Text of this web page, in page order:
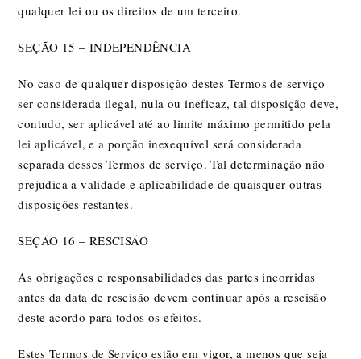
qualquer lei ou os direitos de um terceiro.
SEÇÃO 15 – INDEPENDÊNCIA
No caso de qualquer disposição destes Termos de serviço
ser considerada ilegal, nula ou ineficaz, tal disposição deve,
contudo, ser aplicável até ao limite máximo permitido pela
lei aplicável, e a porção inexequível será considerada
separada desses Termos de serviço. Tal determinação não
prejudica a validade e aplicabilidade de quaisquer outras
disposições restantes.
SEÇÃO 16 – RESCISÃO
As obrigações e responsabilidades das partes incorridas
antes da data de rescisão devem continuar após a rescisão
deste acordo para todos os efeitos.
Estes Termos de Serviço estão em vigor, a menos que seja